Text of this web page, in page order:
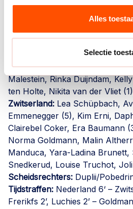
Alles
Selectie
Statistieken TeamNL
Nederland-Zwitserland: 25-22
Nederland:Alieke van Maurik
Merel Freriks, Inger Smits,
Sprengers (2), Romée
Malestein, Rinka Duijndam,
ten Holte, Nikita van der Vliet
Zwitserland: Lea Schüpbach,
Emmenegger (5), Kim Erni,
Clairebel Coker, Era Baumann
Norma Goldmann, Malin
Manduca, Yara-Ladina Brunett,
Snedkerud, Louise Truchot,
Scheidsrechters: Duplii/
Tijdstraffen: Nederland 6‘ –
Frerikfs 2’, Luchies 2’ –